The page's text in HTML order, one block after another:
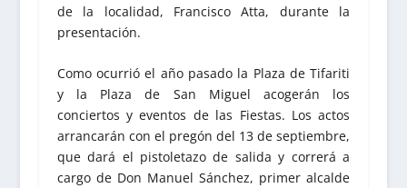
de la localidad, Francisco Atta, durante la
presentación.
Como ocurrió el año pasado la Plaza de Tifariti
y la Plaza de San Miguel acogerán los
conciertos y eventos de las Fiestas. Los actos
arrancarán con el pregón del 13 de septiembre,
que dará el pistoletazo de salida y correrá a
cargo de Don Manuel Sánchez, primer alcalde